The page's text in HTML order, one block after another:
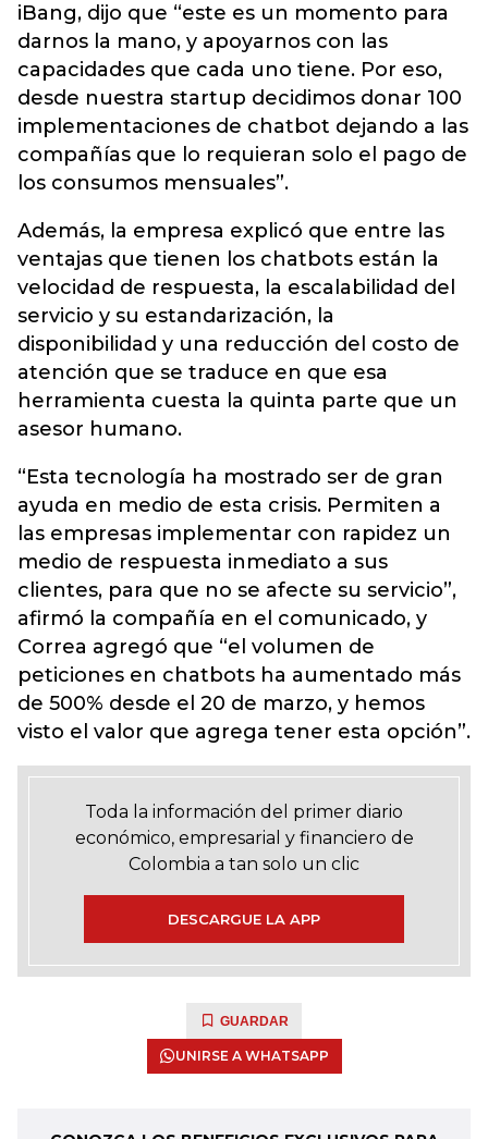
iBang, dijo que “este es un momento para
darnos la mano, y apoyarnos con las
capacidades que cada uno tiene. Por eso,
desde nuestra startup decidimos donar 100
implementaciones de chatbot dejando a las
compañías que lo requieran solo el pago de
los consumos mensuales”.
Además, la empresa explicó que entre las
ventajas que tienen los chatbots están la
velocidad de respuesta, la escalabilidad del
servicio y su estandarización, la
disponibilidad y una reducción del costo de
atención que se traduce en que esa
herramienta cuesta la quinta parte que un
asesor humano.
“Esta tecnología ha mostrado ser de gran
ayuda en medio de esta crisis. Permiten a
las empresas implementar con rapidez un
medio de respuesta inmediato a sus
clientes, para que no se afecte su servicio”,
afirmó la compañía en el comunicado, y
Correa agregó que “el volumen de
peticiones en chatbots ha aumentado más
de 500% desde el 20 de marzo, y hemos
visto el valor que agrega tener esta opción”.
Toda la información del primer diario
económico, empresarial y financiero de
Colombia a tan solo un clic
DESCARGUE LA APP
GUARDAR
UNIRSE A WHATSAPP